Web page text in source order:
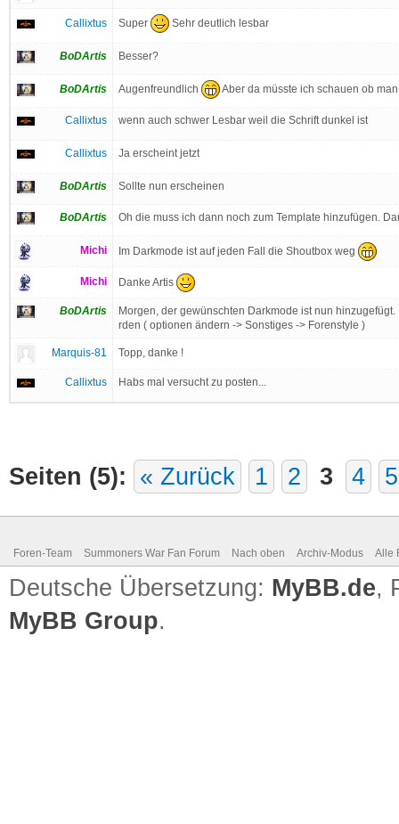
Callixtus Super Sehr deutlich lesbar
BoDArtis Besser?
BoDArtis Augenfreundlich Aber da müsste ich schauen ob
Callixtus wenn auch schwer Lesbar weil die Schrift dunkel ist
Callixtus Ja erscheint jetzt
BoDArtis Sollte nun erscheinen
BoDArtis Oh die muss ich dann noch zum Template hinzufügen.
Michi Im Darkmode ist auf jeden Fall die Shoutbox weg
Michi Danke Artis
BoDArtis
Morgen, der gewünschten Darkmode ist nun
rden ( optionen ändern -> Sonstiges -> Forenstyle )
Marquis-81 Topp, danke !
Callixtus Habs mal versucht zu posten...
Seiten (5): « Zurück 1 2 3 4 5
Foren-Team Summoners War Fan Forum Nach oben Archiv-Modus Alle
Deutsche Übersetzung: MyBB.de,
MyBB Group.